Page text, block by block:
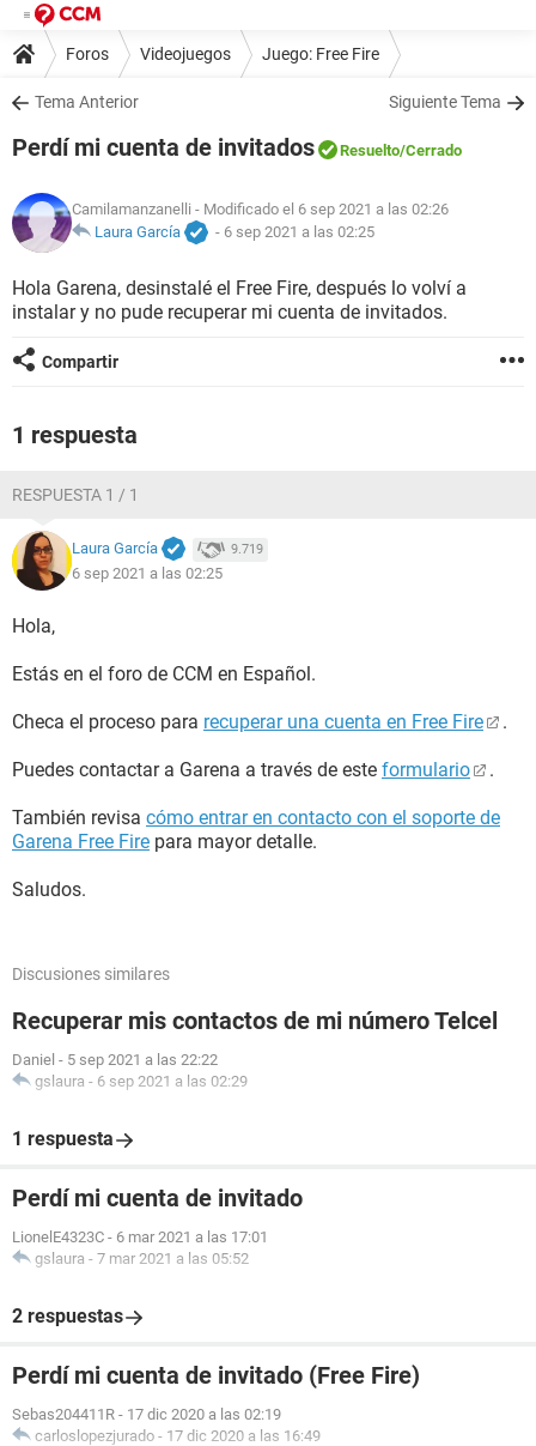
Foros Videojuegos Juego: Free Fire
Tema Anterior Siguiente Tema
Perdí mi cuenta de invitados Resuelto/Cerrado
Camilamanzanelli - Modificado el 6 sep 2021 a las 02:26
Laura García
- 6 sep 2021 a las 02:25
Hola Garena, desinstalé el Free Fire, después lo volví a
instalar y no pude recuperar mi cuenta de invitados.
Compartir
1 respuesta
RESPUESTA 1 / 1
Laura García 9.719
6 sep 2021 a las 02:25
Hola,
Estás en el foro de CCM en Español.
Checa el proceso para recuperar una cuenta en Free Fire .
Puedes contactar a Garena a través de este formulario .
También revisa cómo entrar en contacto con el soporte de
Garena Free Fire para mayor detalle.
Saludos.
Discusiones similares
Recuperar mis contactos de mi número Telcel
Daniel - 5 sep 2021 a las 22:22
gslaura - 6 sep 2021 a las 02:29
1 respuesta
Perdí mi cuenta de invitado
LionelE4323C - 6 mar 2021 a las 17:01
gslaura - 7 mar 2021 a las 05:52
2 respuestas
Perdí mi cuenta de invitado (Free Fire)
Sebas204411R - 17 dic 2020 a las 02:19
carloslopezjurado - 17 dic 2020 a las 16:49